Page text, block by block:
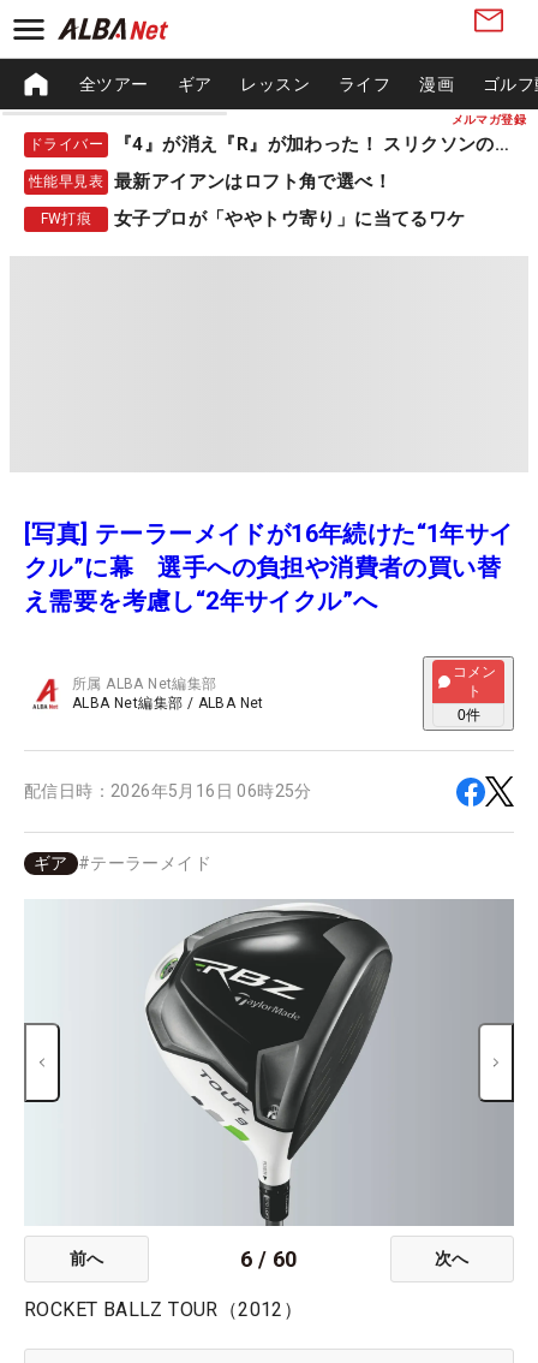
メルマガ登録
全ツアー ギア レッスン ライフ 漫画 ゴル
ドライバー 『4』が消え『R』が加わった！ スリクソンの新作
性能早見表 最新アイアンはロフト角で選べ！
FW打痕 女子プロが「ややトウ寄り」に当てるワケ
[写真] テーラーメイドが16年続けた“1年サイ
クル”に幕 選手への負担や消費者の買い替
え需要を考慮し“2年サイクル”へ
所属ALBA Net編集部
ALBA Net編集部 / ALBA Net
コメン
ト
0件
配信日時： 2026年5月16日 06時25分
ギア #テーラーメイド
前へ 6 / 60 次へ
ROCKET BALLZ TOUR（2012）